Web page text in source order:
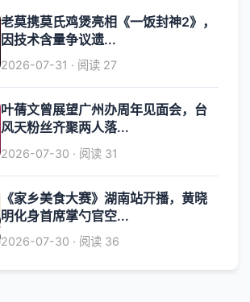
老莫携莫氏鸡煲亮相《一饭封神2》，
因技术含量争议遗...
2026-07-31 · 阅读 27
叶蒨文曾展望广州办周年见面会，台
风天粉丝齐聚两人落...
2026-07-30 · 阅读 31
《家乡美食大赛》湖南站开播，黄晓
明化身首席掌勺官空...
2026-07-30 · 阅读 36